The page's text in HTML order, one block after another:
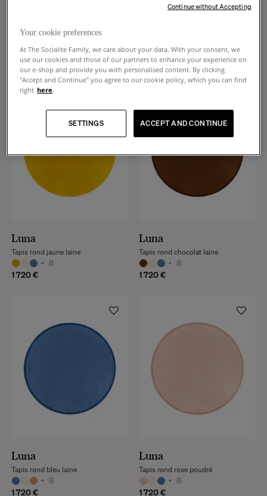
+
1 890 €
Tapis bleu et beige laine rond
+ 8
1 720 €
Luna
+ 8
1 720 €
Tapis rond jaune laine
Luna
+ 8
1 720 €
Tapis rond chocolat laine
Luna
+ 8
1 720 €
Tapis rond bleu laine
Luna
+ 8
1 720 €
Tapis rond rose poudré
Your cookie preferences
At The Socialite Family, we care about your data. With your consent, we
use our cookies and those of our partners to enhance your experience on
our e-shop and provide you with personalised content. By clicking
"Accept and Continue" you agree to our cookie policy, which you can find
right here.
ACCEPT AND CONTINUE
SETTINGS
Continue without Accepting